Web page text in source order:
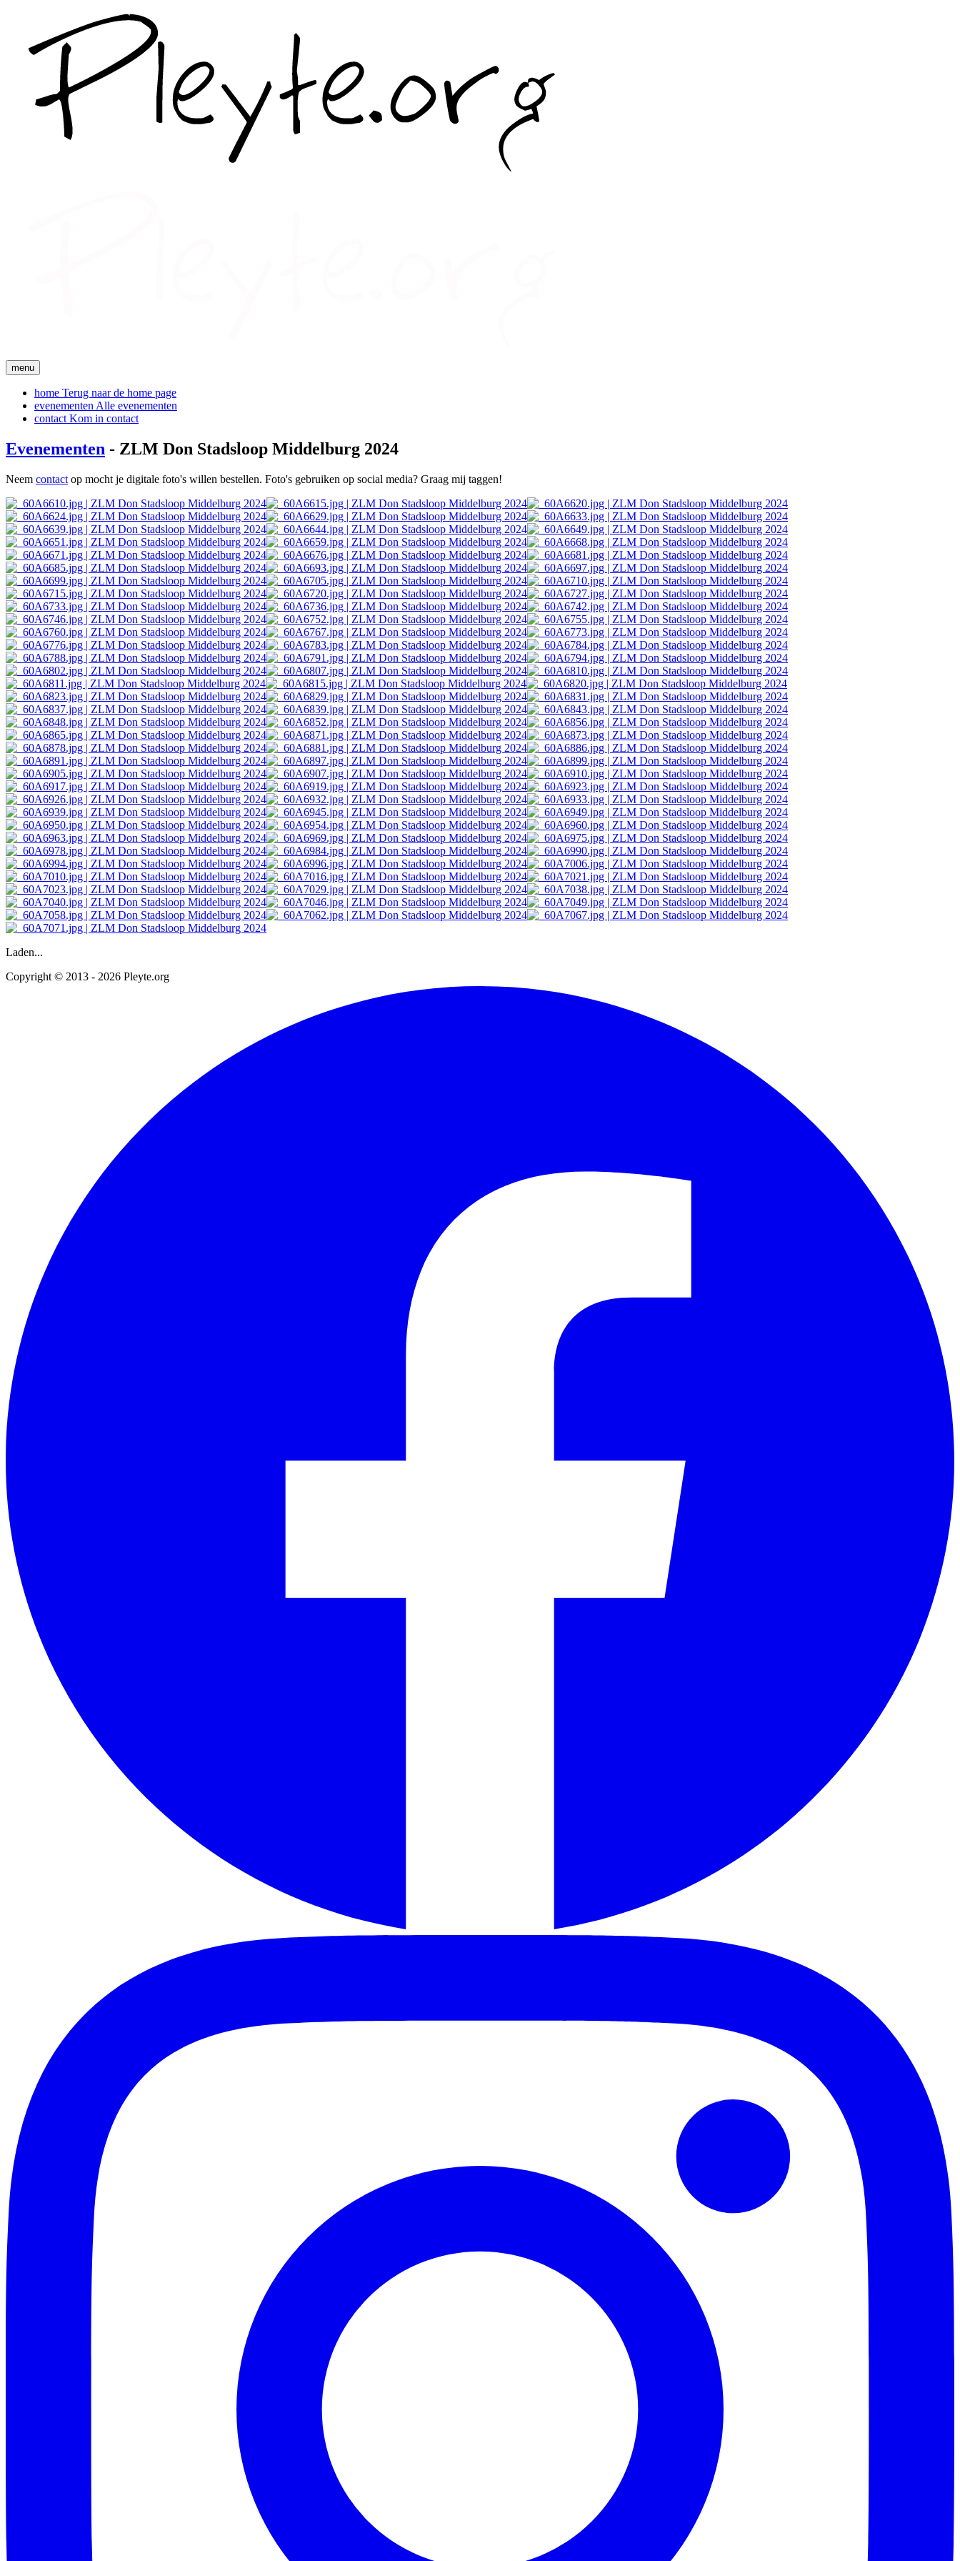
menu
home Terug naar de home page
evenementen Alle evenementen
contact Kom in contact
Evenementen - ZLM Don Stadsloop Middelburg 2024
Neem contact op mocht je digitale foto's willen bestellen. Foto's gebruiken op social media? Graag mij taggen!
Laden...
Copyright © 2013 - 2026 Pleyte.org